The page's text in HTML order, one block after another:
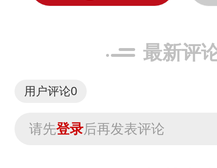
最新评
用户评论0
请先登录后再发表评论